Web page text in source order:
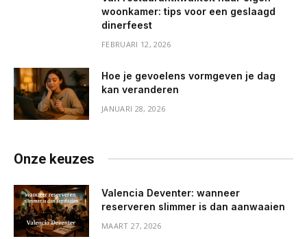
woonkamer: tips voor een geslaagd
dinerfeest
FEBRUARI 12, 2026
Hoe je gevoelens vormgeven je dag
kan veranderen
JANUARI 28, 2026
Onze keuzes
Valencia Deventer: wanneer
reserveren slimmer is dan aanwaaien
MAART 27, 2026